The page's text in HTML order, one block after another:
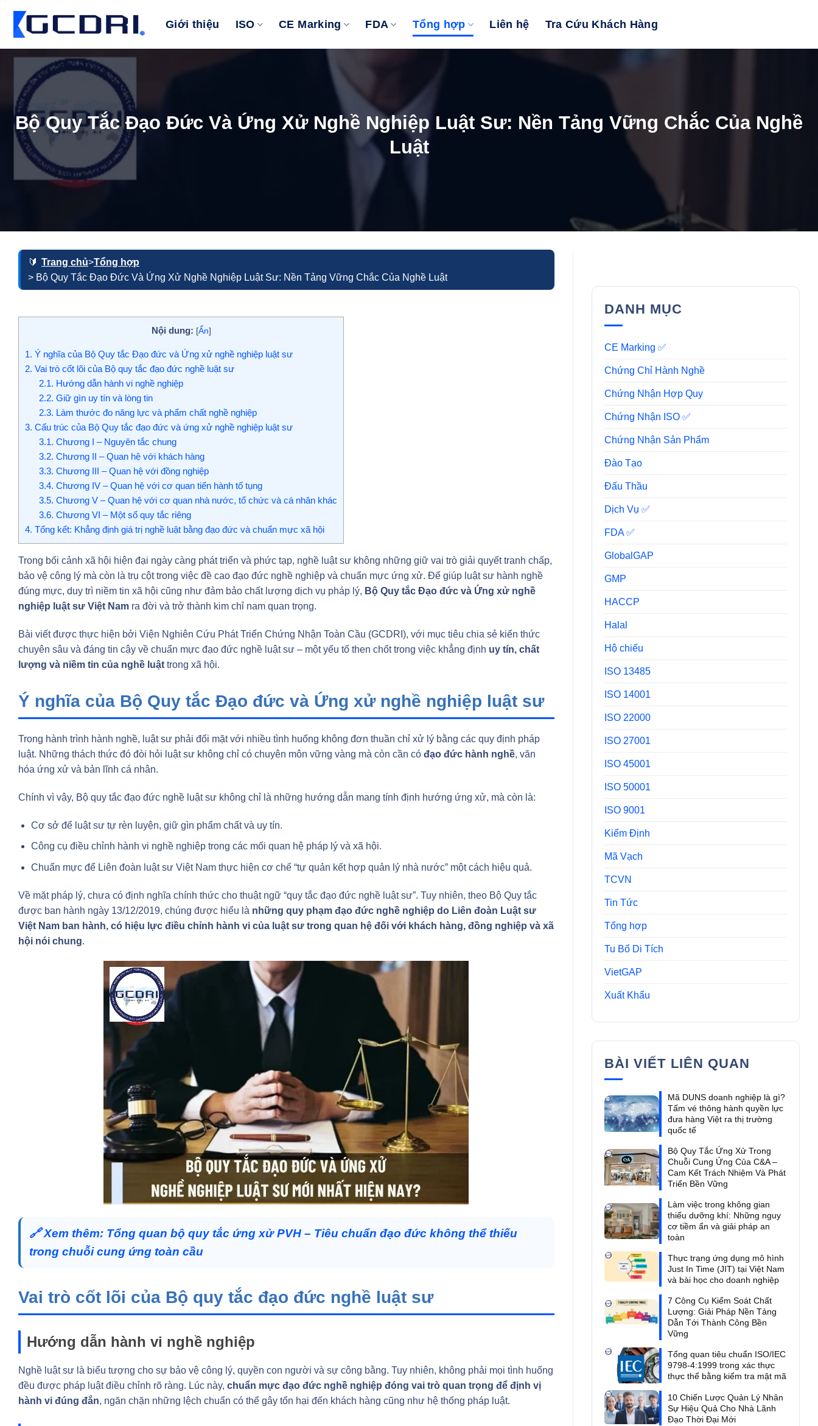
Giới thiệu ISO CE Marking FDA Tổng hợp Liên hệ Tra Cứu Khách Hàng
Bộ Quy Tắc Đạo Đức Và Ứng Xử Nghề Nghiệp Luật Sư: Nền Tảng Vững Chắc Của Nghề
Luật
Trang chủ>Tổng hợp
> Bộ Quy Tắc Đạo Đức Và Ứng Xử Nghề Nghiệp Luật Sư: Nền Tảng Vững Chắc Của Nghề Luật
Nội dung: [Ẩn]
1. Ý nghĩa của Bộ Quy tắc Đạo đức và Ứng xử nghề nghiệp luật sư
2. Vai trò cốt lõi của Bộ quy tắc đạo đức nghề luật sư
2.1. Hướng dẫn hành vi nghề nghiệp
2.2. Giữ gìn uy tín và lòng tin
2.3. Làm thước đo năng lực và phẩm chất nghề nghiệp
3. Cấu trúc của Bộ Quy tắc đạo đức và ứng xử nghề nghiệp luật sư
3.1. Chương I – Nguyên tắc chung
3.2. Chương II – Quan hệ với khách hàng
3.3. Chương III – Quan hệ với đồng nghiệp
3.4. Chương IV – Quan hệ với cơ quan tiến hành tố tụng
3.5. Chương V – Quan hệ với cơ quan nhà nước, tổ chức và cá nhân khác
3.6. Chương VI – Một số quy tắc riêng
4. Tổng kết: Khẳng định giá trị nghề luật bằng đạo đức và chuẩn mực xã hội
Trong bối cảnh xã hội hiện đại ngày càng phát triển và phức tạp, nghề luật sư không những giữ vai trò giải quyết tranh chấp,
bảo vệ công lý mà còn là trụ cột trong việc đề cao đạo đức nghề nghiệp và chuẩn mực ứng xử. Để giúp luật sư hành nghề
đúng mực, duy trì niềm tin xã hội cũng như đảm bảo chất lượng dịch vụ pháp lý, Bộ Quy tắc Đạo đức và Ứng xử nghề
nghiệp luật sư Việt Nam ra đời và trở thành kim chỉ nam quan trọng.
Bài viết được thực hiện bởi Viện Nghiên Cứu Phát Triển Chứng Nhận Toàn Cầu (GCDRI), với mục tiêu chia sẻ kiến thức
chuyên sâu và đáng tin cậy về chuẩn mực đạo đức nghề luật sư – một yếu tố then chốt trong việc khẳng định uy tín, chất
lượng và niềm tin của nghề luật trong xã hội.
Ý nghĩa của Bộ Quy tắc Đạo đức và Ứng xử nghề nghiệp luật sư
Trong hành trình hành nghề, luật sư phải đối mặt với nhiều tình huống không đơn thuần chỉ xử lý bằng các quy định pháp
luật. Những thách thức đó đòi hỏi luật sư không chỉ có chuyên môn vững vàng mà còn cần có đạo đức hành nghề, văn
hóa ứng xử và bản lĩnh cá nhân.
Chính vì vậy, Bộ quy tắc đạo đức nghề luật sư không chỉ là những hướng dẫn mang tính định hướng ứng xử, mà còn là:
Cơ sở để luật sư tự rèn luyện, giữ gìn phẩm chất và uy tín.
Công cụ điều chỉnh hành vi nghề nghiệp trong các mối quan hệ pháp lý và xã hội.
Chuẩn mực để Liên đoàn luật sư Việt Nam thực hiện cơ chế “tự quản kết hợp quản lý nhà nước” một cách hiệu quả.
Về mặt pháp lý, chưa có định nghĩa chính thức cho thuật ngữ “quy tắc đạo đức nghề luật sư”. Tuy nhiên, theo Bộ Quy tắc
được ban hành ngày 13/12/2019, chúng được hiểu là những quy phạm đạo đức nghề nghiệp do Liên đoàn Luật sư
Việt Nam ban hành, có hiệu lực điều chỉnh hành vi của luật sư trong quan hệ đối với khách hàng, đồng nghiệp và xã
hội nói chung.
🔗Xem thêm: Tổng quan bộ quy tắc ứng xử PVH – Tiêu chuẩn đạo đức không thể thiếu
trong chuỗi cung ứng toàn cầu
Vai trò cốt lõi của Bộ quy tắc đạo đức nghề luật sư
Hướng dẫn hành vi nghề nghiệp
Nghề luật sư là biểu tượng cho sự bảo vệ công lý, quyền con người và sự công bằng. Tuy nhiên, không phải mọi tình huống
đều được pháp luật điều chỉnh rõ ràng. Lúc này, chuẩn mực đạo đức nghề nghiệp đóng vai trò quan trọng để định vị
hành vi đúng đắn, ngăn chặn những lệch chuẩn có thể gây tổn hại đến khách hàng cũng như hệ thống pháp luật.
DANH MỤC
CE Marking ✅
Chứng Chỉ Hành Nghề
Chứng Nhận Hợp Quy
Chứng Nhận ISO ✅
Chứng Nhận Sản Phẩm
Đào Tạo
Đấu Thầu
Dịch Vụ ✅
FDA ✅
GlobalGAP
GMP
HACCP
Halal
Hộ chiếu
ISO 13485
ISO 14001
ISO 22000
ISO 27001
ISO 45001
ISO 50001
ISO 9001
Kiểm Định
Mã Vạch
TCVN
Tin Tức
Tổng hợp
Tu Bổ Di Tích
VietGAP
Xuất Khẩu
BÀI VIẾT LIÊN QUAN
Mã DUNS doanh nghiệp là gì?
Tấm vé thông hành quyền lực
đưa hàng Việt ra thị trường
quốc tế
Bộ Quy Tắc Ứng Xử Trong
Chuỗi Cung Ứng Của C&A –
Cam Kết Trách Nhiệm Và Phát
Triển Bền Vững
Làm việc trong không gian
thiếu dưỡng khí: Những nguy
cơ tiềm ẩn và giải pháp an
toàn
Thực trạng ứng dụng mô hình
Just In Time (JIT) tại Việt Nam
và bài học cho doanh nghiệp
7 Công Cụ Kiểm Soát Chất
Lượng: Giải Pháp Nền Tảng
Dẫn Tới Thành Công Bền
Vững
Tổng quan tiêu chuẩn ISO/IEC
9798-4:1999 trong xác thực
thực thể bằng kiểm tra mật mã
10 Chiến Lược Quản Lý Nhân
Sự Hiệu Quả Cho Nhà Lãnh
Đạo Thời Đại Mới